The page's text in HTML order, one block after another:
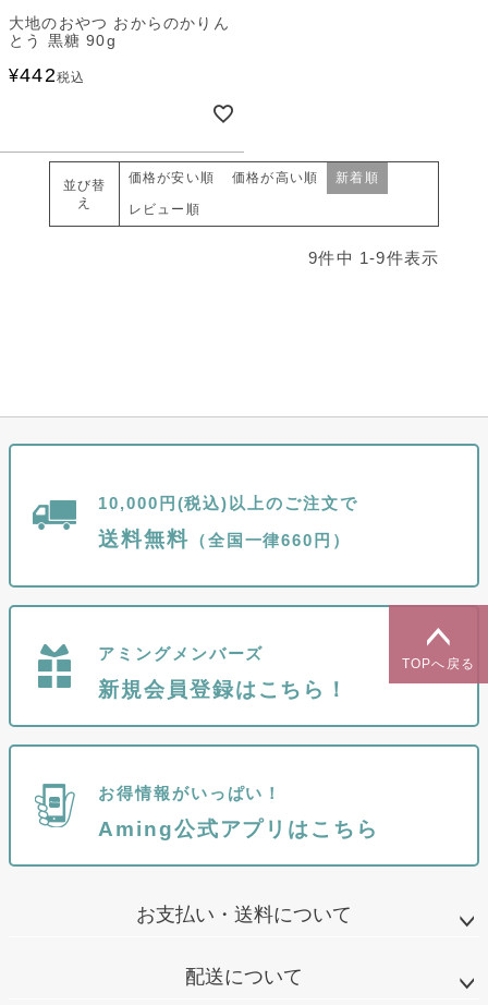
大地のおやつ おからのかりん
とう 黒糖 90g
¥442税込
並び替
え
価格が安い順 価格が高い順 新着順
レビュー順
9件中 1-9件表示
TOPへ戻る
10,000円(税込)以上のご注文で
送料無料 （全国一律660円）
アミングメンバーズ
新規会員登録はこちら！
お得情報がいっぱい！
Aming公式アプリはこちら
お支払い・送料について
配送について